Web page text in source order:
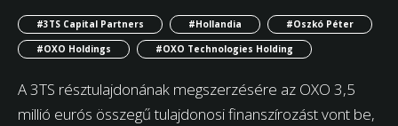
#3TS Capital Partners #Hollandia
#Oszkó Péter
#OXO Holdings
#OXO Technologies Holding
A 3TS résztulajdonának megszerzésére az OXO 3,5
millió eurós összegű tulajdonosi finanszírozást vont be,